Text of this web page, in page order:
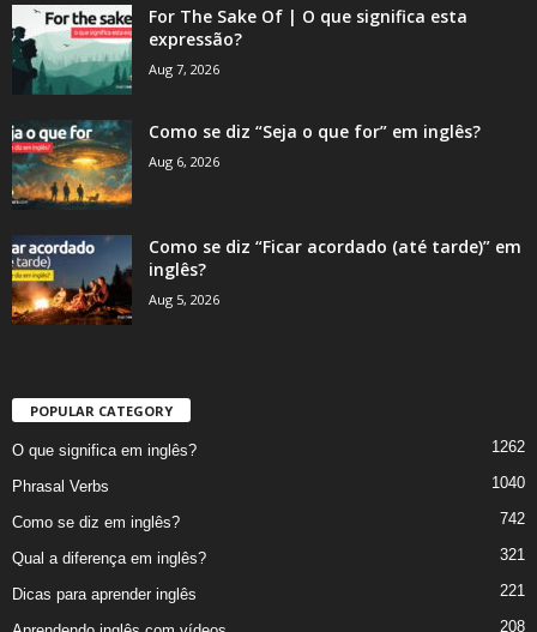
For The Sake Of | O que significa esta
expressão?
Aug 7, 2026
Como se diz “Seja o que for” em inglês?
Aug 6, 2026
Como se diz “Ficar acordado (até tarde)” em
inglês?
Aug 5, 2026
POPULAR CATEGORY
O que significa em inglês? 1262
Phrasal Verbs 1040
Como se diz em inglês? 742
Qual a diferença em inglês? 321
Dicas para aprender inglês 221
208